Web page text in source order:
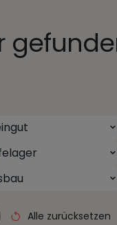
Alle zurücksetzen